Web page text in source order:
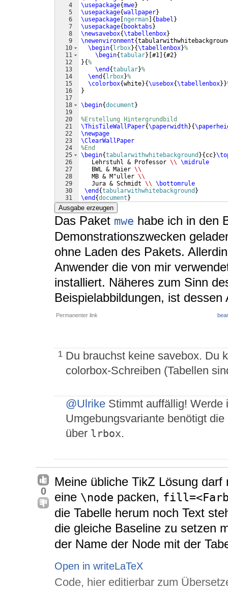
4
5
6
7
8
9
10
11
12
13
14
15
16
17
18
19
20
21
22
23
24
25
26
27
28
29
30
31
\usepackage{mwe}
\usepackage{wallpaper}
\usepackage ngerman { babel }
\usepackage{ booktabs }
\newsavebox{\tabellenbox}
\newenvironment{
\begin{ lrbox}{\tabellenbox}%
\begin{tabular} #1 {#2}
}{%
\end {tabular}%
\end { lrbox}%
\colorbox{white}{\usebox{\tabellenbox}}
}
\begin{document }
%Erstellung Hintergrundbild
\ThisTileWallPaper{\paperwidth}{
\newpage
\ClearWallPaper
%End
\begin{tabularwithwhitebackground }{ cc}
   Lehrstuhl & Professor
\\ \midrule
   BWL & Maier
\\
   MB & M"uller
\\
   Jura & Schmidt
\\ \bottomrule
\end {tabularwithwhitebackground }
\end {document }
Ausgabe erzeugen
Das Paket mwe habe ich in den
Demonstrationszwecken
ohne Laden des Pakets.
Anwender die von mir
installiert. Näheres zum Sinn
Beispielabbildungen, ist
Permanenter link
1 Du brauchst keine savebox. Du
colorbox-Schreiben (Tabellen
@Ulrike Stimmt auffällig! Werde
Umgebungsvariante benötigt
über lrbox.
0
Meine übliche TikZ Lösung
eine \node packen,
die Tabelle herum noch Text
die gleiche Baseline zu setzen
der Name der Node mit der
Open in writeLaTeX
Code, hier editierbar zum